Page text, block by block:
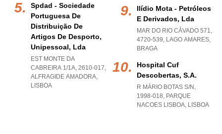
Spdad - Sociedade
Portuguesa De
Distribuição De
Artigos De Desporto,
Unipessoal, Lda
EST MONTE DA
CABREIRA 1/1A, 2610-017,
ALFRAGIDE AMADORA,
LISBOA
Ilídio Mota - Petróleos
E Derivados, Lda
MAR DO RIO CÁVADO 571,
4720-539, LAGO AMARES,
BRAGA
Hospital Cuf
Descobertas, S.a.
R MÁRIO BOTAS S/N,
1998-018, PARQUE
NACOES LISBOA, LISBOA